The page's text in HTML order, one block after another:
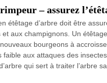
– assurez
étêtage d’arbre doit être
aux champignons. Un
bourgeons à
faible aux attaques des
qui sert à traiter l’arbre